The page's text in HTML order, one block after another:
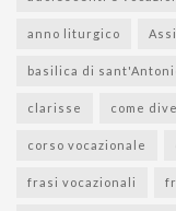
anno liturgico
basilica di
clarisse come
corso vocazionale
frasi vocazionali